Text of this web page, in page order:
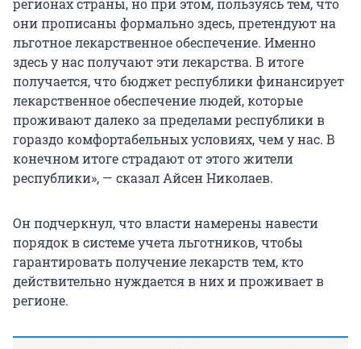
регионах страны, но при этом, пользуясь тем, что
они прописаны формально здесь, претендуют на
льготное лекарственное обеспечение. Именно
здесь у нас получают эти лекарства. В итоге
получается, что бюджет республики финансирует
лекарственное обеспечение людей, которые
проживают далеко за пределами республики в
гораздо комфортабельных условиях, чем у нас. В
конечном итоге страдают от этого жители
республики», — сказал Айсен Николаев.
Он подчеркнул, что власти намерены навести
порядок в системе учета льготников, чтобы
гарантировать получение лекарств тем, кто
действительно нуждается в них и проживает в
регионе.